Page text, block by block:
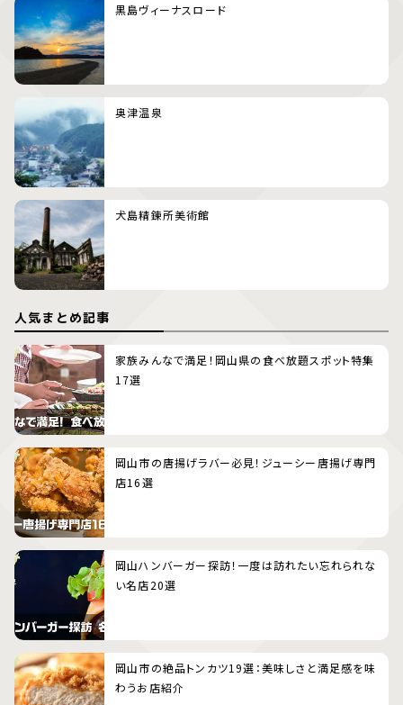
黒島ヴィーナスロード
奥津温泉
犬島精錬所美術館
人気まとめ記事
家族みんなで満足！岡山県の食べ放題スポット特集
17選
岡山市の唐揚げラバー必見！ジューシー唐揚げ専門
店16選
岡山ハンバーガー探訪！一度は訪れたい忘れられな
い名店20選
岡山市の絶品トンカツ19選：美味しさと満足感を味
わうお店紹介